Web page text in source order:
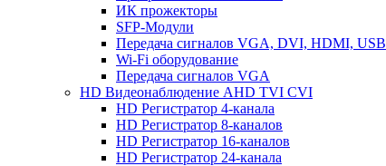
ИК прожекторы
SFP-Модули
Передача сигналов VGA, DVI, HDMI, USB
Wi-Fi оборудование
Передача сигналов VGA
HD Видеонаблюдение AHD TVI CVI
HD Регистратор 4-канала
HD Регистратор 8-каналов
HD Регистратор 16-каналов
HD Регистратор 24-канала